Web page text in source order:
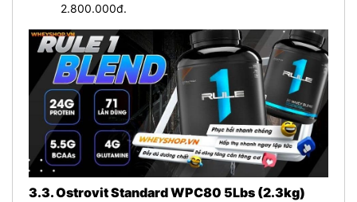
2.800.000đ.
3.3. Ostrovit Standard WPC80 5Lbs (2.3kg)